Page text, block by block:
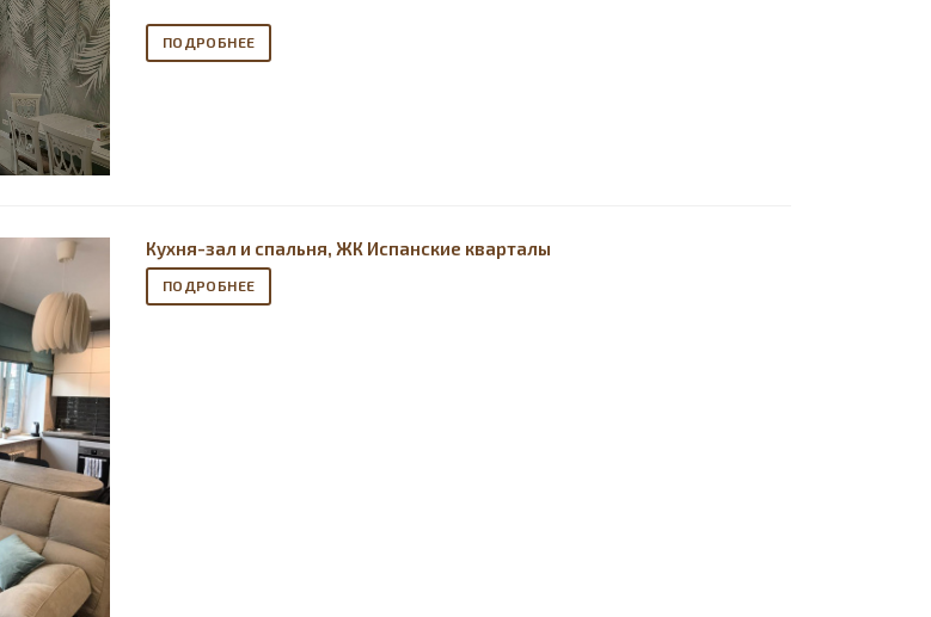
ПОДРОБНЕЕ
Кухня-зал и спальня, ЖК Испанские кварталы
ПОДРОБНЕЕ